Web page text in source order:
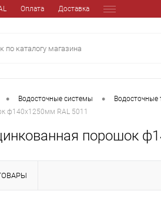
Оплата Доставка
• Водосточные системы • Водосточные
ф140х1250мм RAL 5011
порошок